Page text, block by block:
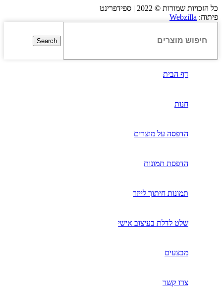
כל הזכויות שמורות © 2022 | ספידפרינט
פיתוח: Webzilla
Search
דף הבית
חנות
הדפסה על מוצרים
הדפסת תמונות
תמונות חיתוך לייזר
שלט לדלת בעיצוב אישי
מבצעים
צרו קשר